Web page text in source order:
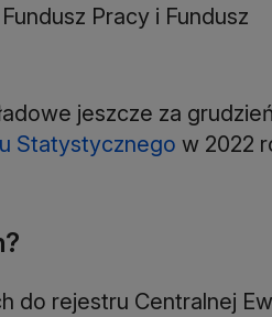
Pracy i Fundusz
jeszcze za
Statystycznego w 2022
do rejestru Centralnej